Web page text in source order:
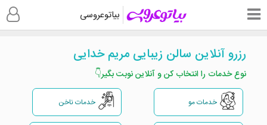
بیاتوعروسی
رزرو آنلاین سالن زیبایی مریم خدایی
نوع خدمات را انتخاب کن و آنلاین نوبت بگیر👇
خدمات مو خدمات ناخن